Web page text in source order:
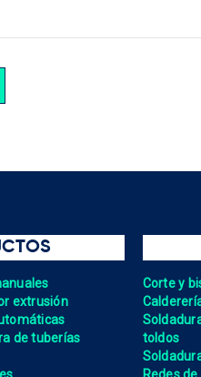
extrusión
de tuberías
Corte y
toldos